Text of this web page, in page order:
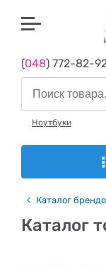
(048) 772-82-
Ноутбуки
Каталог
Каталог